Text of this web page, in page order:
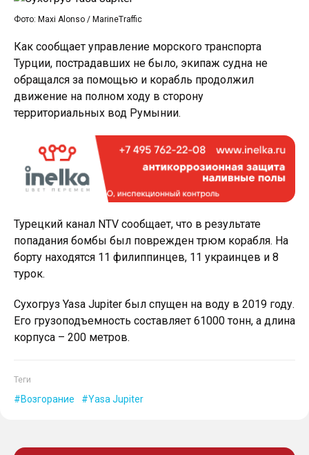
Фото: Maxi Alonso / MarineTraffic
Как сообщает управление морского транспорта
Турции, пострадавших не было, экипаж судна не
обращался за помощью и корабль продолжил
движение на полном ходу в сторону
территориальных вод Румынии.
Турецкий канал NTV сообщает, что в результате
попадания бомбы был поврежден трюм корабля. На
борту находятся 11 филиппинцев, 11 украинцев и 8
турок.
Сухогруз Yasa Jupiter был спущен на воду в 2019 году.
Его грузоподъемность составляет 61000 тонн, а длина
корпуса – 200 метров.
Теги
Возгорание Yasa Jupiter